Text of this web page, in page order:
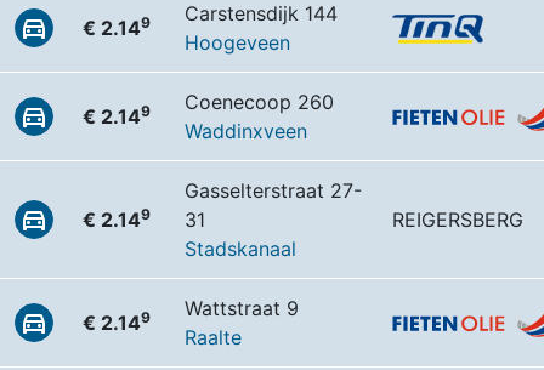
€ 2.149
Carstensdijk 144
Hoogeveen
€ 2.149
Coenecoop 260
Waddinxveen
€ 2.149
Gasselterstraat 27-
31
Stadskanaal
REIGERSBERG
€ 2.149
Wattstraat 9
Raalte